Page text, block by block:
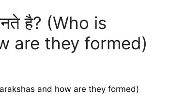
है? (Who is
are they formed)
and how are they formed)